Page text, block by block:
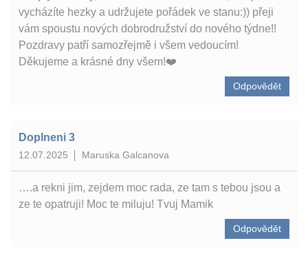
vycházíte hezky a udržujete pořádek ve stanu:)) přeji
vám spoustu nových dobrodružství do nového týdne!!
Pozdravy patří samozřejmě i všem vedoucím!
Děkujeme a krásné dny všem!❤️
Odpovědět
Doplneni 3
12.07.2025 Maruska Galcanova
….a rekni jim, zejdem moc rada, ze tam s tebou jsou a
ze te opatruji! Moc te miluju! Tvuj Mamik
Odpovědět